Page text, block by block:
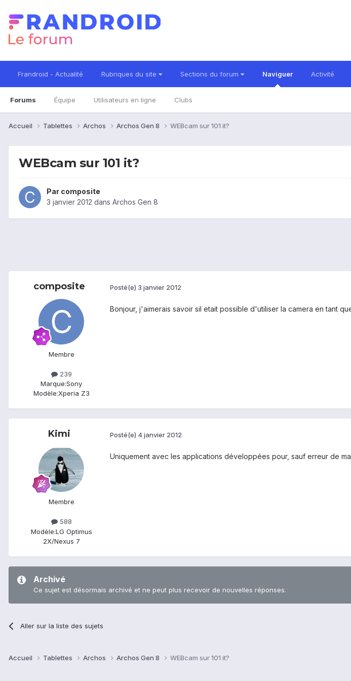
Frandroid - Actualité Rubriques du site Sections du forum Naviguer
Forums Équipe Utilisateurs en ligne Clubs
Activité
Accueil Tablettes Archos Archos Gen 8 WEBcam sur 101 it?
WEBcam sur 101 it?
Par composite
3 janvier 2012 dans Archos Gen 8
composite
Membre
239
Marque:Sony
Modèle:Xperia Z3
Posté(e) 3 janvier 2012
Bonjour, j'aimerais savoir sil etait possible d'utiliser la camera en tant
Kimi
Membre
588
Modèle:LG Optimus
2X/Nexus 7
Posté(e) 4 janvier 2012
Uniquement avec les applications développées pour, sauf erreur de
Archivé
Ce sujet est désormais archivé et ne peut plus recevoir de nouvelles réponses.
Aller sur la liste des sujets
Accueil Tablettes Archos Archos Gen 8 WEBcam sur 101 it?